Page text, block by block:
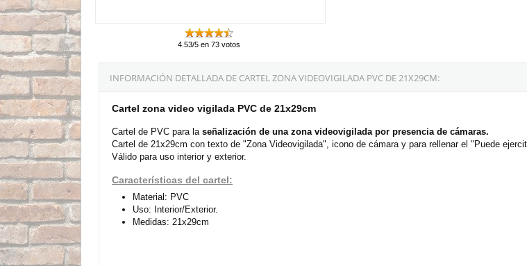
4.53/5 en 73 votos
INFORMACIÓN DETALLADA DE CARTEL ZONA VIDEOVIGILADA PVC DE 21X29CM:
Cartel zona video vigilada PVC de 21x29cm
Cartel de PVC para la señalización de una zona videovigilada por presencia de cámaras.
Cartel de 21x29cm con texto de "Zona Videovigilada", icono de cámara y para rellenar el "Puede
Válido para uso interior y exterior.
Características del cartel:
Material: PVC
Uso: Interior/Exterior.
Medidas: 21x29cm